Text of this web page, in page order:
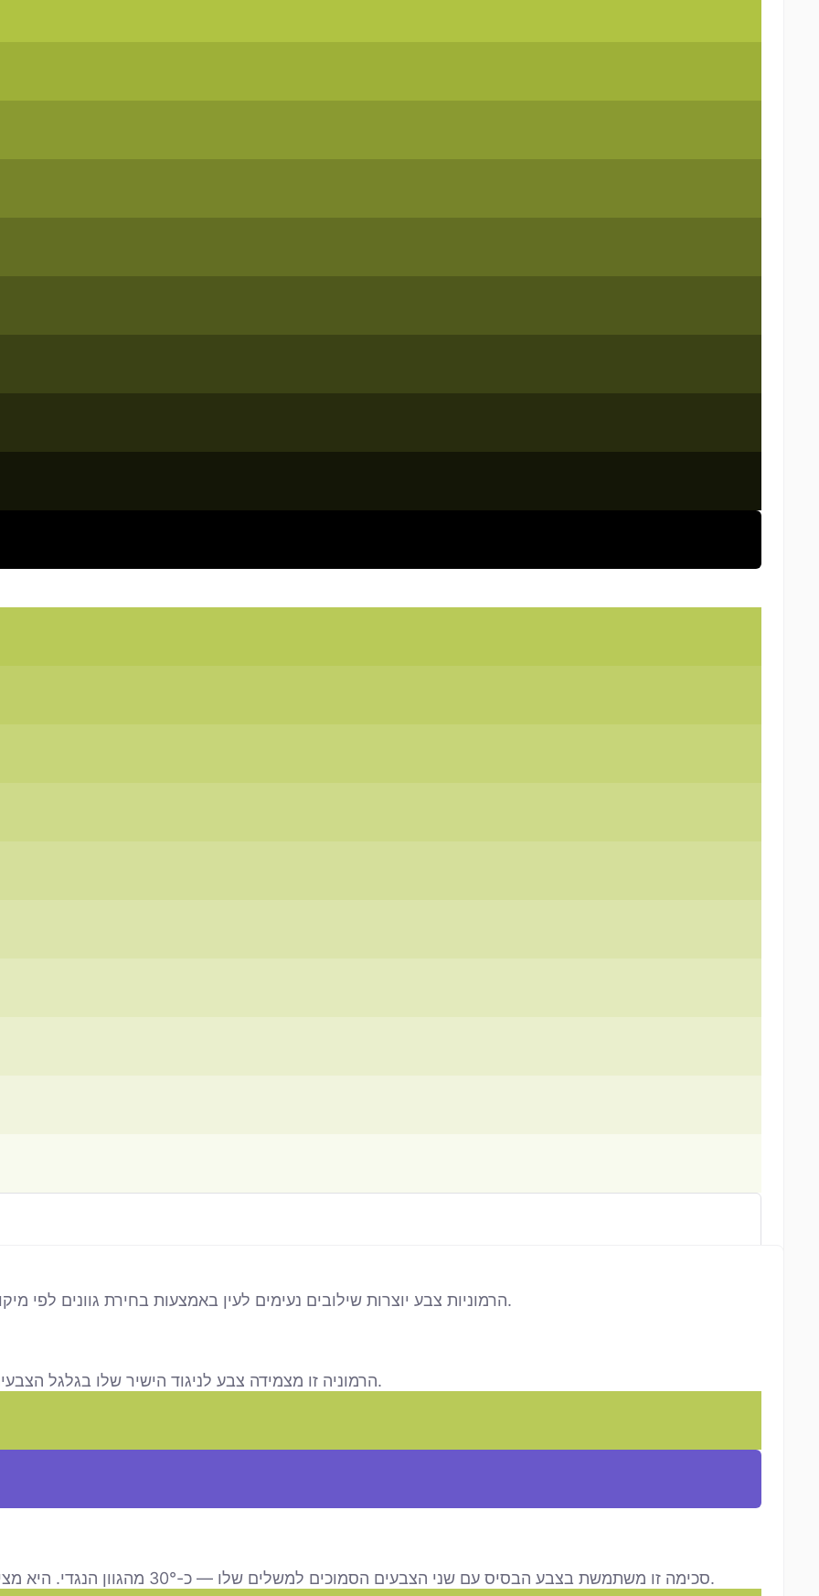
הרמוניות צבע יוצרות שילובים נעימים לעין באמצעות בחירת גוונים לפי מיקומם בגלגל הצבעים. לכל הרמוניה אופי עיצובי משלה.
הרמוניה זו מצמידה צבע לניגוד הישיר שלו בגלגל הצבעים (180°), ליצירת אפקט מודגש ובעל ניגודיות גבוהה.
סכימה זו משתמשת בצבע הבסיס עם שני הצבעים הסמוכים למשלים שלו — כ-30° מהגוון הנגדי. היא מציעה ניגודיות חזקה עם יותר גמישות מזוג משלים רגיל.